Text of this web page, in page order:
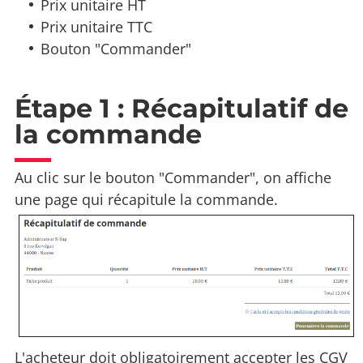
Prix unitaire HT
Prix unitaire TTC
Bouton "Commander"
Étape 1 : Récapitulatif de
la commande
Au clic sur le bouton "Commander", on affiche
une page qui récapitule la commande.
L'acheteur doit obligatoirement accepter les CGV